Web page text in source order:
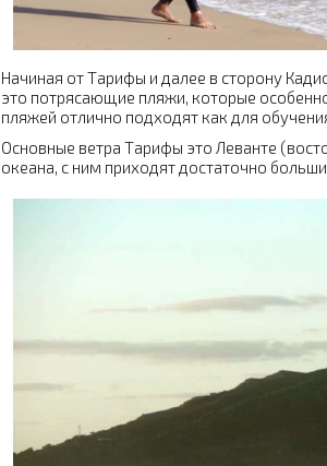
Начиная от Тарифы и далее в сторону
это потрясающие пляжи, которые
пляжей отлично подходят как для
Основные ветра Тарифы это Леванте
океана, с ним приходят достаточно